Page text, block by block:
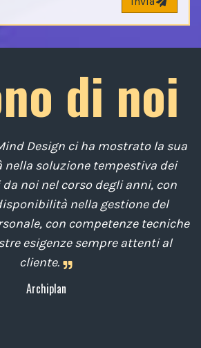
di noi
Design ci ha mostrato la sua
soluzione tempestiva dei
noi nel corso degli anni, con
nella gestione del
con competenze tecniche
esigenze sempre attenti al
cliente.
Archiplan